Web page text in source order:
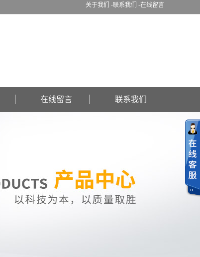
关于我们 -联系我们 -在线留言
在线留言 联系我们